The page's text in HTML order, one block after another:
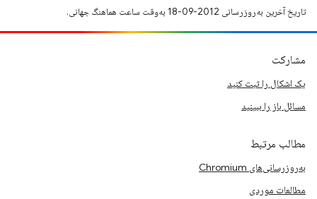
تاریخ آخرین به‌روزرسانی 2012-09-18 به‌وقت ساعت هماهنگ جهانی.
مشارکت
یک اشکال را ثبت کنید
مسائل باز را ببینید
مطالب مرتبط
به‌روزرسانی‌های Chromium
مطالعات موردی